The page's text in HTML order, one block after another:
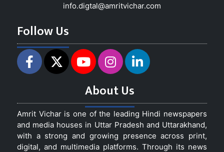
info.digtal@amritvichar.com
Follow Us
About Us
Amrit Vichar is one of the leading Hindi newspapers
and media houses in Uttar Pradesh and Uttarakhand,
with a strong and growing presence across print,
digital, and multimedia platforms. Through its news